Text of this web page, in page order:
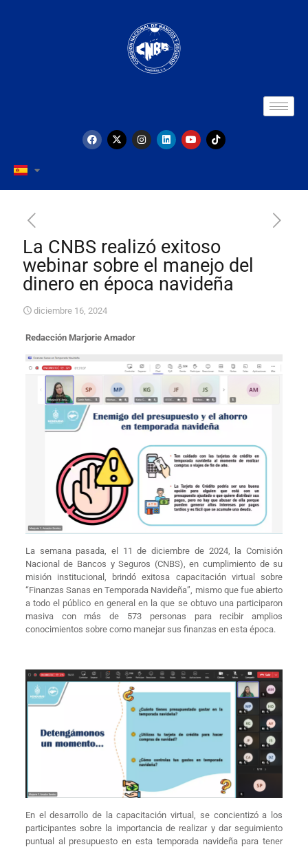
La CNBS realizó exitoso
webinar sobre el manejo del
dinero en época navideña
diciembre 16, 2024
Redacción Marjorie Amador
La semana pasada, el 11 de diciembre de 2024, la Comisión
Nacional de Bancos y Seguros (CNBS), en cumplimiento de su
misión institucional, brindó exitosa capacitación virtual sobre
“Finanzas Sanas en Temporada Navideña”, mismo que fue abierto
a todo el público en general en la que se obtuvo una participaron
masiva con más de 573 personas para recibir amplios
conocimientos sobre como manejar sus finanzas en esta época.
En el desarrollo de la capacitación virtual, se concientizó a los
participantes sobre la importancia de realizar y dar seguimiento
puntual al presupuesto en esta temporada navideña para tener